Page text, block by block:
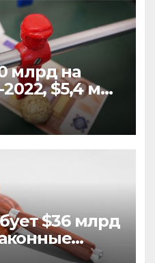
млрд на
$5,4 млн
$36 млрд